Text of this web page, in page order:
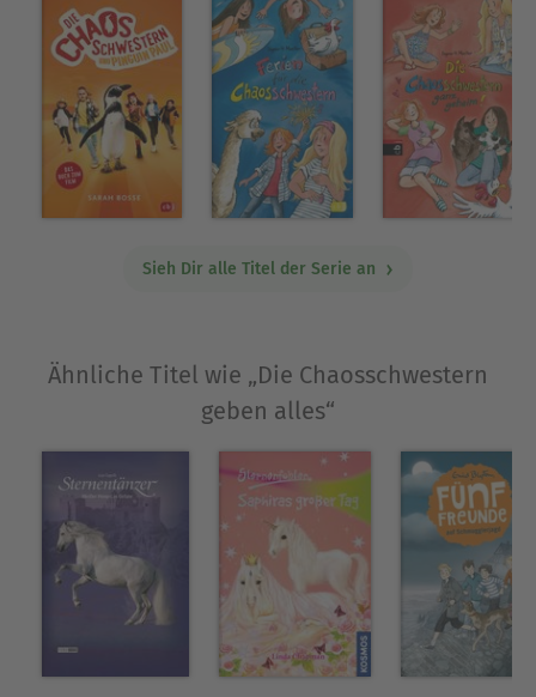
Sieh Dir alle Titel der Serie an
Ähnliche Titel wie „Die Chaosschwestern
geben alles“